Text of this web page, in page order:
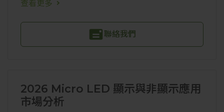
查看更多
聯絡我們
2026 Micro LED 顯示與非顯示應用
市場分析